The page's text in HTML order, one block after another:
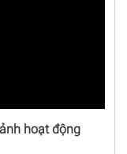
hoạt động